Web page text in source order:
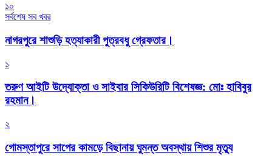
১০
সর্বশেষ সব খবর
নাগরপুরে শাশুড়ি হত্যাকারী পুত্রবধু গ্রেফতার।
১
তরুণ আইটি উদ্যোক্তা ও সাইবার সিকিউরিটি বিশেষজ্ঞ: মোঃ হাবিবুর
রহমান।
২
গোমস্তাপুরে সাপের কামড়ে বিছানায় ঘুমন্ত অবস্থায় শিশুর মৃত্যু